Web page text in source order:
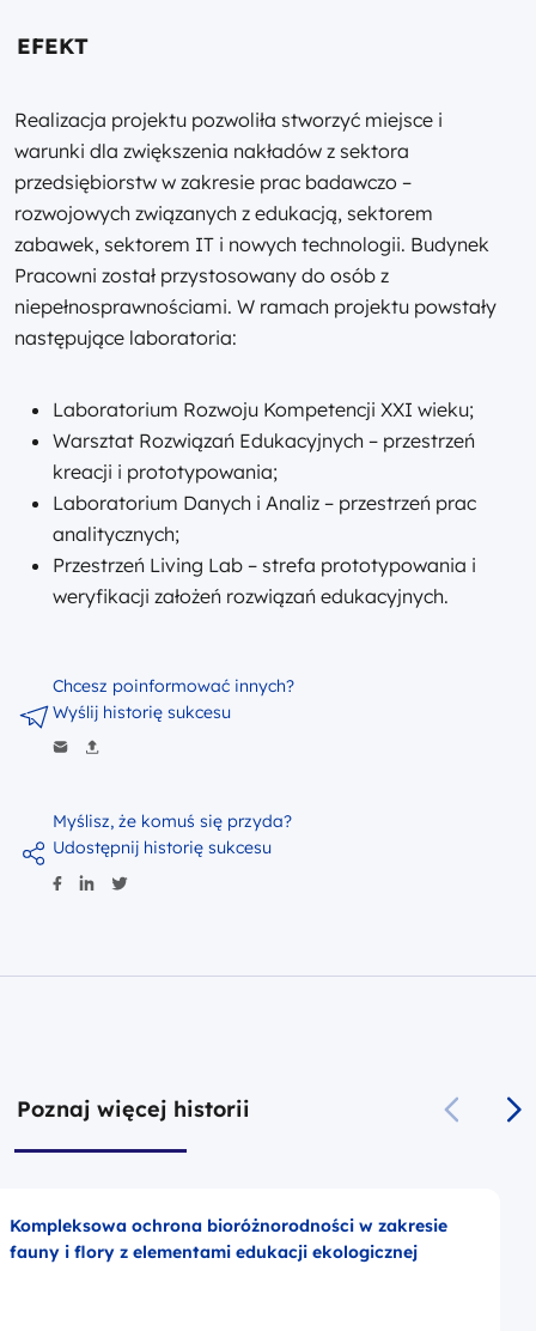
EFEKT
Realizacja projektu pozwoliła stworzyć miejsce i
warunki dla zwiększenia nakładów z sektora
przedsiębiorstw w zakresie prac badawczo –
rozwojowych związanych z edukacją, sektorem
zabawek, sektorem IT i nowych technologii. Budynek
Pracowni został przystosowany do osób z
niepełnosprawnościami. W ramach projektu powstały
następujące laboratoria:
Laboratorium Rozwoju Kompetencji XXI wieku;
Warsztat Rozwiązań Edukacyjnych – przestrzeń
kreacji i prototypowania;
Laboratorium Danych i Analiz – przestrzeń prac
analitycznych;
Przestrzeń Living Lab – strefa prototypowania i
weryfikacji założeń rozwiązań edukacyjnych.
Myślisz, że komuś się przyda?
Udostępnij historię sukcesu
Chcesz poinformować innych?
Wyślij historię sukcesu
Poznaj więcej historii
Kompleksowa ochrona bioróżnorodności w zakresie
fauny i flory z elementami edukacji ekologicznej